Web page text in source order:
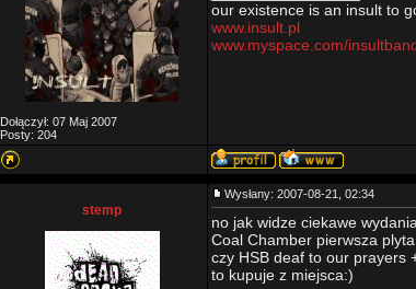
Dołączył: 07 Maj 2007
Posty: 204
our existence is an insult to
www.insult.pl
www.myspace.com/
stemp
Wysłany: 2007-08-21, 02:34
no jak widze ciekawe
Coal Chamber pierwsza
czy HSB deaf to our prayers
to kupuje z miejsca:)